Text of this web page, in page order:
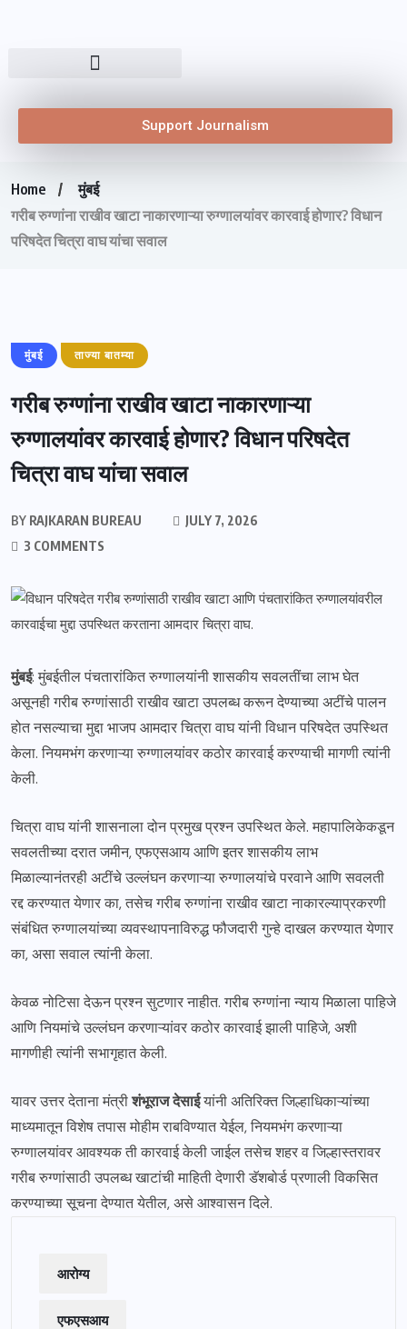
Support Journalism
Home
मुंबई
गरीब रुग्णांना राखीव खाटा नाकारणाऱ्या रुग्णालयांवर कारवाई होणार? विधान
परिषदेत चित्रा वाघ यांचा सवाल
मुंबई ताज्या बातम्या
गरीब रुग्णांना राखीव खाटा नाकारणाऱ्या
रुग्णालयांवर कारवाई होणार? विधान परिषदेत
चित्रा वाघ यांचा सवाल
BY RAJKARAN BUREAU
JULY 7, 2026
3 COMMENTS
मुंबई: मुंबईतील पंचतारांकित रुग्णालयांनी शासकीय सवलतींचा लाभ घेत
असूनही गरीब रुग्णांसाठी राखीव खाटा उपलब्ध करून देण्याच्या अटींचे पालन
होत नसल्याचा मुद्दा भाजप आमदार चित्रा वाघ यांनी विधान परिषदेत उपस्थित
केला. नियमभंग करणाऱ्या रुग्णालयांवर कठोर कारवाई करण्याची मागणी त्यांनी
केली.
चित्रा वाघ यांनी शासनाला दोन प्रमुख प्रश्न उपस्थित केले. महापालिकेकडून
सवलतीच्या दरात जमीन, एफएसआय आणि इतर शासकीय लाभ
मिळाल्यानंतरही अटींचे उल्लंघन करणाऱ्या रुग्णालयांचे परवाने आणि सवलती
रद्द करण्यात येणार का, तसेच गरीब रुग्णांना राखीव खाटा नाकारल्याप्रकरणी
संबंधित रुग्णालयांच्या व्यवस्थापनाविरुद्ध फौजदारी गुन्हे दाखल करण्यात येणार
का, असा सवाल त्यांनी केला.
केवळ नोटिसा देऊन प्रश्न सुटणार नाहीत. गरीब रुग्णांना न्याय मिळाला पाहिजे
आणि नियमांचे उल्लंघन करणाऱ्यांवर कठोर कारवाई झाली पाहिजे, अशी
मागणीही त्यांनी सभागृहात केली.
यावर उत्तर देताना मंत्रीशंभूराज देसाईयांनी अतिरिक्त जिल्हाधिकाऱ्यांच्या
माध्यमातून विशेष तपास मोहीम राबविण्यात येईल, नियमभंग करणाऱ्या
रुग्णालयांवर आवश्यक ती कारवाई केली जाईल तसेच शहर व जिल्हास्तरावर
गरीब रुग्णांसाठी उपलब्ध खाटांची माहिती देणारी डॅशबोर्ड प्रणाली विकसित
करण्याच्या सूचना देण्यात येतील, असे आश्वासन दिले.
आरोग्य
एफएसआय